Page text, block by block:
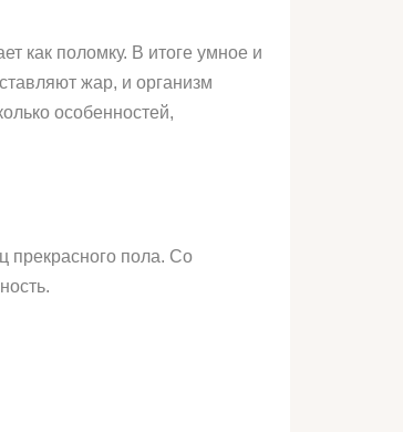
как поломку. В итоге умное и
жар, и организм
особенностей,
прекрасного пола. Со